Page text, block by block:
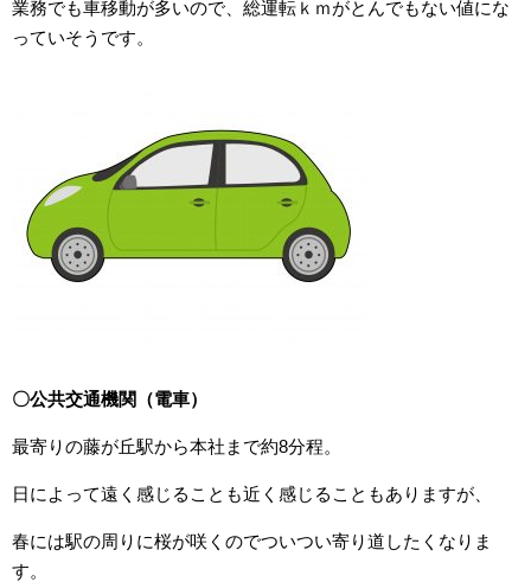
業務でも車移動が多いので、総運転ｋｍがとんでもない値にな
っていそうです。
〇公共交通機関（電車）
最寄りの藤が丘駅から本社まで約8分程。
日によって遠く感じることも近く感じることもありますが、
春には駅の周りに桜が咲くのでついつい寄り道したくなりま
す。